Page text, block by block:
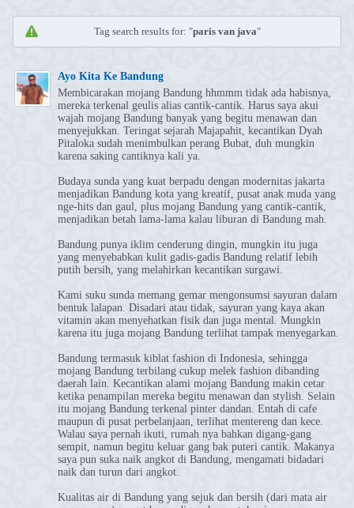
Tag search results for: "paris van java"
Ayo Kita Ke Bandung
Membicarakan mojang Bandung hhmmm tidak ada habisnya,
mereka terkenal geulis alias cantik-cantik. Harus saya akui
wajah mojang Bandung banyak yang begitu menawan dan
menyejukkan. Teringat sejarah Majapahit, kecantikan Dyah
Pitaloka sudah menimbulkan perang Bubat, duh mungkin
karena saking cantiknya kali ya.
Budaya sunda yang kuat berpadu dengan modernitas jakarta
menjadikan Bandung kota yang kreatif, pusat anak muda yang
nge-hits dan gaul, plus mojang Bandung yang cantik-cantik,
menjadikan betah lama-lama kalau liburan di Bandung mah.
Bandung punya iklim cenderung dingin, mungkin itu juga
yang menyebabkan kulit gadis-gadis Bandung relatif lebih
putih bersih, yang melahirkan kecantikan surgawi.
Kami suku sunda memang gemar mengonsumsi sayuran dalam
bentuk lalapan. Disadari atau tidak, sayuran yang kaya akan
vitamin akan menyehatkan fisik dan juga mental. Mungkin
karena itu juga mojang Bandung terlihat tampak menyegarkan.
Bandung termasuk kiblat fashion di Indonesia, sehingga
mojang Bandung terbilang cukup melek fashion dibanding
daerah lain. Kecantikan alami mojang Bandung makin cetar
ketika penampilan mereka begitu menawan dan stylish. Selain
itu mojang Bandung terkenal pinter dandan. Entah di cafe
maupun di pusat perbelanjaan, terlihat mentereng dan kece.
Walau saya pernah ikuti, rumah nya bahkan digang-gang
sempit, namun begitu keluar gang bak puteri cantik. Makanya
saya pun suka naik angkot di Bandung, mengamati bidadari
naik dan turun dari angkot.
Kualitas air di Bandung yang sejuk dan bersih (dari mata air